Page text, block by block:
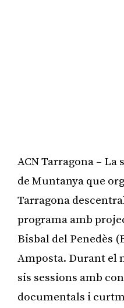
ACN Tarragona – La
de Muntanya que
Tarragona
programa amb
Bisbal del Penedès
Amposta. Durant el
sis sessions amb
documentals i